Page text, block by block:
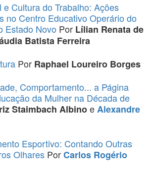
e Cultura do Trabalho: Ações
no Centro Educativo Operário do
Estado Novo Por Lílian Renata de
Batista Ferreira
Por Raphael Loureiro Borges
Comportamento... a Página
da Mulher na Década de
Staimbach AlbinoeAlexandre
Esportivo: Contando Outras
Olhares PorCarlos Rogério